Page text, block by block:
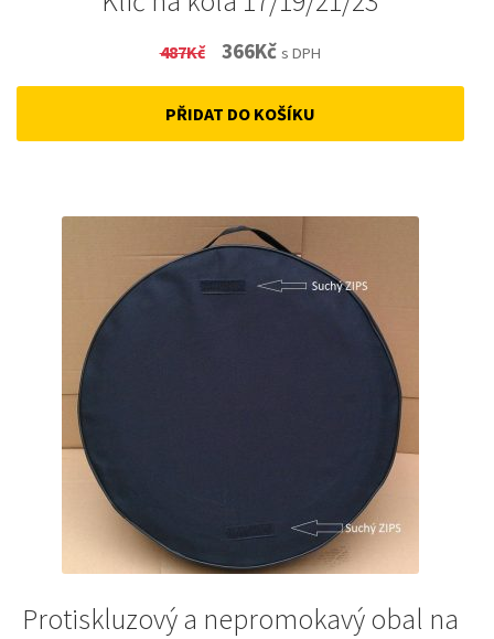
487Kč
Original
price
was:
366KčCurrent
price
is:
s DPH
PŘIDAT DO KOŠÍKU
Protiskluzový a nepromokavý obal na